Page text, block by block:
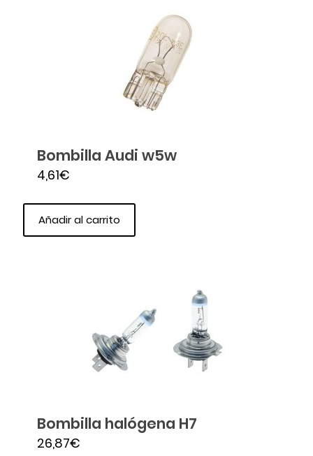
Bombilla Audi w5w
4,61€
Añadir al carrito
Bombilla halógena H7
26,87€